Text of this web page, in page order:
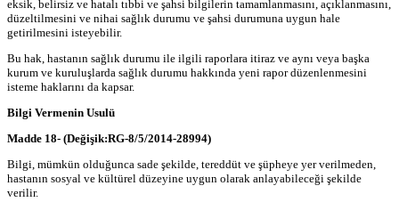
eksik, belirsiz ve hatalı tıbbi ve şahsi bilgilerin tamamlanmasını, açıklanmasını,
düzeltilmesini ve nihai sağlık durumu ve şahsi durumuna uygun hale
getirilmesini isteyebilir.
Bu hak, hastanın sağlık durumu ile ilgili raporlara itiraz ve aynı veya başka
kurum ve kuruluşlarda sağlık durumu hakkında yeni rapor düzenlenmesini
isteme haklarını da kapsar.
Bilgi Vermenin Usulü
Madde 18- (Değişik:RG-8/5/2014-28994)
Bilgi, mümkün olduğunca sade şekilde, tereddüt ve şüpheye yer verilmeden,
hastanın sosyal ve kültürel düzeyine uygun olarak anlayabileceği şekilde
verilir.